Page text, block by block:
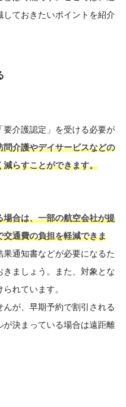
ておきたいポイントを紹介
介護認定」を受ける必要が
介護やデイサービスなどの
らすことができます。
合は、一部の航空会社が提
通費の負担を軽減できま
通知書などが必要になるた
ましょう。また、対象とな
れています。
が、早期予約で割引される
決まっている場合は遠距離